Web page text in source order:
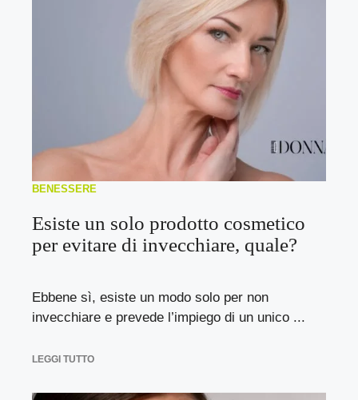
BENESSERE
Esiste un solo prodotto cosmetico
per evitare di invecchiare, quale?
Ebbene sì, esiste un modo solo per non
invecchiare e prevede l’impiego di un unico ...
LEGGI TUTTO